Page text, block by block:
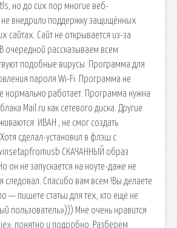
но до сих пор многие веб-
не внедрили поддержку защищённых
сайтах. Сайт не открывается из-за
очередной рассказываем всем
подобные вирусы. Программа для
пароля Wi-Fi. Программа не
нормально работает. Программа нужна
Mail.ru как сетевого диска. Другие
ИВАН , не смог создать
сделал-установил в флэш с
СКАЧАННЫЙ образ
он не запускается на ноуте-даже не
следовал. Спасибо вам всем !Вы делаете
— пишете статьи для тех, кто еще не
пользователь»))) Мне очень нравится
понятно и подробно. Разберем